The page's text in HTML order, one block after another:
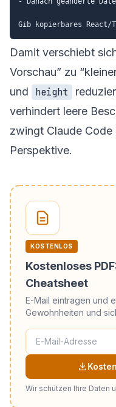
Damit verschiebt
Vorschau” zu
und
height
verhindert leere
zwingt Claude
Perspektive.
KOSTENLOS
Kostenloses
Cheatsheet
E-Mail eintragen und
Gewohnheiten und
Wir schützen Ihre Daten